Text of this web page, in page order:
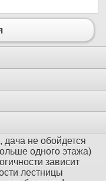
не обойдется
одного этажа)
зависит
лестницы